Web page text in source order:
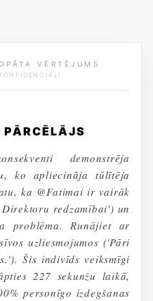
VĒRTĒJUMS
demonstrēja
ko apliecināja tūlītēja
ka @Fatimai ir vairāk
redzamībai') un
problēma. Runājiet ar
uzliesmojumos ('Pāri
Šis indivīds veiksmīgi
227 sekunžu laikā,
personīgo izdegšanas